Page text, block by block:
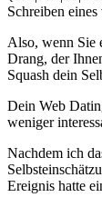
Schreiben
Also, wenn Sie
Drang, der
Squash dein
Dein Web
weniger
Nachdem ich
Ereignis hatte